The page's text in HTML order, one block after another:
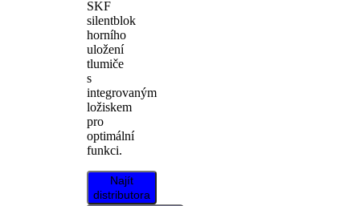
SKF
silentblok
horního
uložení
tlumiče
s
integrovaným
ložiskem
pro
optimální
funkci.
Najít
distributora